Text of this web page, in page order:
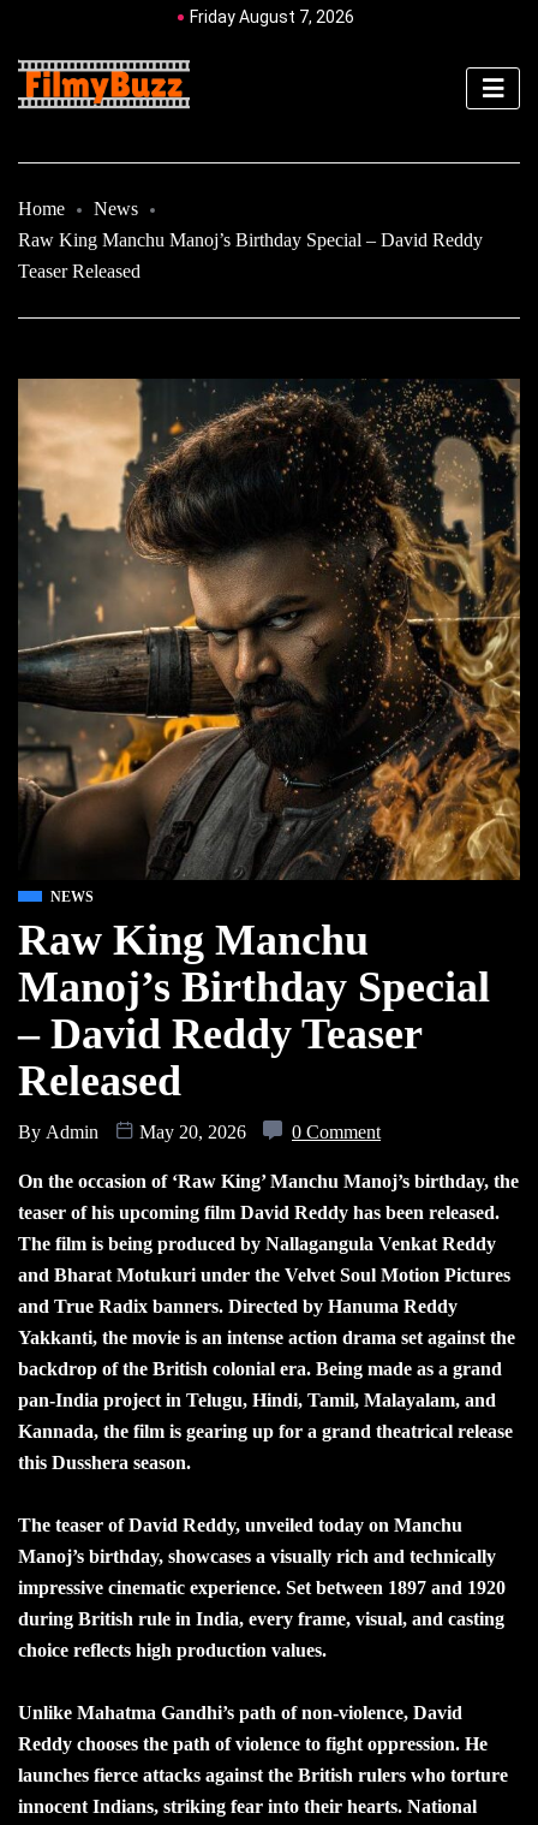
Friday August 7, 2026
Home
News
Raw King Manchu Manoj’s Birthday Special – David Reddy
Teaser Released
NEWS
Raw King Manchu
Manoj’s Birthday Special
– David Reddy Teaser
Released
By Admin May 20, 2026 0 Comment
On the occasion of ‘Raw King’ Manchu Manoj’s birthday, the
teaser of his upcoming film David Reddy has been released.
The film is being produced by Nallagangula Venkat Reddy
and Bharat Motukuri under the Velvet Soul Motion Pictures
and True Radix banners. Directed by Hanuma Reddy
Yakkanti, the movie is an intense action drama set against the
backdrop of the British colonial era. Being made as a grand
pan-India project in Telugu, Hindi, Tamil, Malayalam, and
Kannada, the film is gearing up for a grand theatrical release
this Dusshera season.
The teaser of David Reddy, unveiled today on Manchu
Manoj’s birthday, showcases a visually rich and technically
impressive cinematic experience. Set between 1897 and 1920
during British rule in India, every frame, visual, and casting
choice reflects high production values.
Unlike Mahatma Gandhi’s path of non-violence, David
Reddy chooses the path of violence to fight oppression. He
launches fierce attacks against the British rulers who torture
innocent Indians, striking fear into their hearts. National